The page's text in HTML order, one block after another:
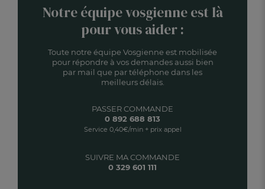
Notre équipe vosgienne est là
pour vous aider :
Toute notre équipe Vosgienne est mobilisée
pour répondre à vos demandes aussi bien
par mail que par téléphone dans les
meilleurs délais.
SUIVRE MA COMMANDE
0 329 601 111
PASSER COMMANDE
0 892 688 813
Service 0,40€/min + prix appel